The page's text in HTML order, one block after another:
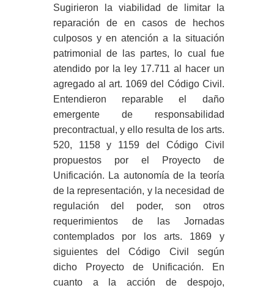
Sugirieron la viabilidad de limitar la
reparación de en casos de hechos
culposos y en atención a la situación
patrimonial de las partes, lo cual fue
atendido por la ley 17.711 al hacer un
agregado al art. 1069 del Código Civil.
Entendieron reparable el daño
emergente de responsabilidad
precontractual, y ello resulta de los arts.
520, 1158 y 1159 del Código Civil
propuestos por el Proyecto de
Unificación. La autonomía de la teoría
de la representación, y la necesidad de
regulación del poder, son otros
requerimientos de las Jornadas
contemplados por los arts. 1869 y
siguientes del Código Civil según
dicho Proyecto de Unificación. En
cuanto a la acción de despojo,